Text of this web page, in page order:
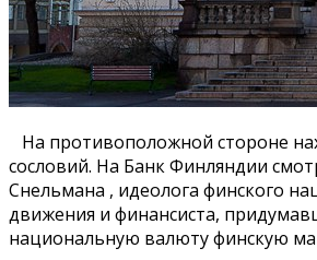
На противоположной стороне
сословий. На Банк Финляндии
Снельмана , идеолога финского
движения и финансиста,
национальную валюту финскую